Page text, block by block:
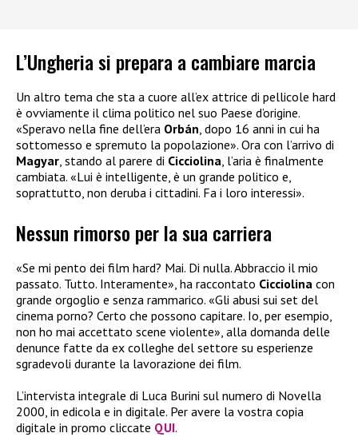
L’Ungheria si prepara a cambiare marcia
Un altro tema che sta a cuore all’ex attrice di pellicole hard
è ovviamente il clima politico nel suo Paese d’origine.
«Speravo nella fine dell’era Orbán, dopo 16 anni in cui ha
sottomesso e spremuto la popolazione». Ora con l’arrivo di
Magyar, stando al parere di Cicciolina, l’aria è finalmente
cambiata. «Lui è intelligente, è un grande politico e,
soprattutto, non deruba i cittadini. Fa i loro interessi».
Nessun rimorso per la sua carriera
«Se mi pento dei film hard? Mai. Di nulla. Abbraccio il mio
passato. Tutto. Interamente», ha raccontato Cicciolina con
grande orgoglio e senza rammarico. «Gli abusi sui set del
cinema porno? Certo che possono capitare. Io, per esempio,
non ho mai accettato scene violente», alla domanda delle
denunce fatte da ex colleghe del settore su esperienze
sgradevoli durante la lavorazione dei film.
L’intervista integrale di Luca Burini sul numero di Novella
2000, in edicola e in digitale. Per avere la vostra copia
digitale in promo cliccate QUI.